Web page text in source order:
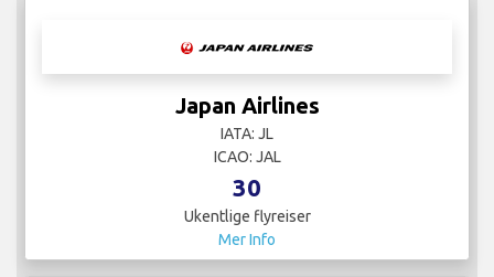
Japan Airlines
IATA: JL
ICAO: JAL
30
Ukentlige flyreiser
Mer Info